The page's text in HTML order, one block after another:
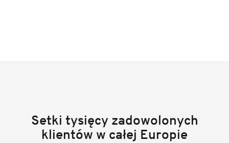
Setki tysięcy zadowolonych
klientów w całej Europie